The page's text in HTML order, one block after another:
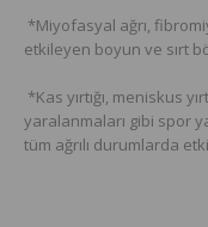
*Miyofasyal ağrı,
etkileyen boyun ve sırt
*Kas yırtığı, meniskus
yaralanmaları gibi spor
tüm ağrılı durumlarda